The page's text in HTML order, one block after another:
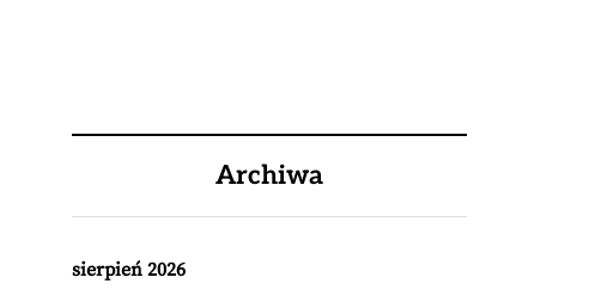
Archiwa
sierpień 2026